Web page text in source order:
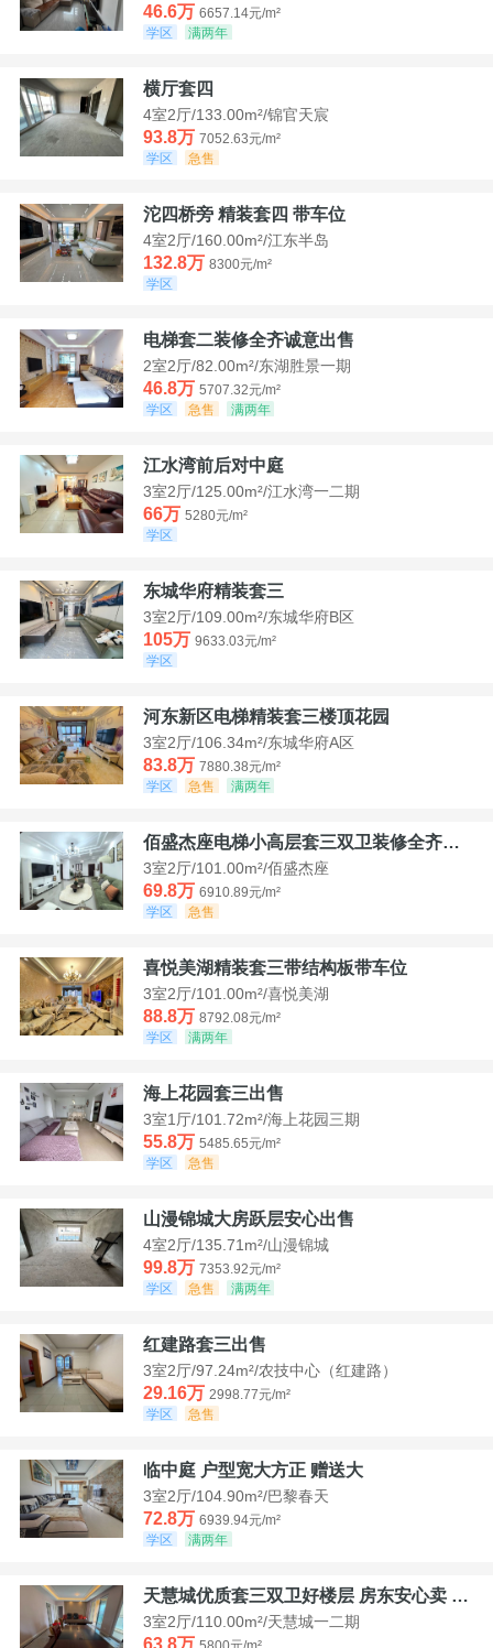
46.6万 6657.14元/m²
学区
满两年
横厅套四
4室2厅/133.00m²/锦官天宸
93.8万 7052.63元/m²
学区
急售
沱四桥旁 精装套四 带车位
4室2厅/160.00m²/江东半岛
132.8万 8300元/m²
学区
电梯套二装修全齐诚意出售
2室2厅/82.00m²/东湖胜景一期
46.8万 5707.32元/m²
学区
急售 满两年
江水湾前后对中庭
3室2厅/125.00m²/江水湾一二期
66万 5280元/m²
学区
东城华府精装套三
3室2厅/109.00m²/东城华府B区
105万 9633.03元/m²
学区
河东新区电梯精装套三楼顶花园
3室2厅/106.34m²/东城华府A区
83.8万 7880.38元/m²
学区
急售 满两年
佰盛杰座电梯小高层套三双卫装修全齐诚意出售
3室2厅/101.00m²/佰盛杰座
69.8万 6910.89元/m²
学区
急售
喜悦美湖精装套三带结构板带车位
3室2厅/101.00m²/喜悦美湖
88.8万 8792.08元/m²
学区
满两年
海上花园套三出售
3室1厅/101.72m²/海上花园三期
55.8万 5485.65元/m²
学区
急售
山漫锦城大房跃层安心出售
4室2厅/135.71m²/山漫锦城
99.8万 7353.92元/m²
学区
急售 满两年
红建路套三出售
3室2厅/97.24m²/农技中心（红建路）
29.16万 2998.77元/m²
学区
急售
临中庭 户型宽大方正 赠送大
3室2厅/104.90m²/巴黎春天
72.8万 6939.94元/m²
学区
满两年
天慧城优质套三双卫好楼层 房东安心卖 价格好谈
3室2厅/110.00m²/天慧城一二期
63.8万